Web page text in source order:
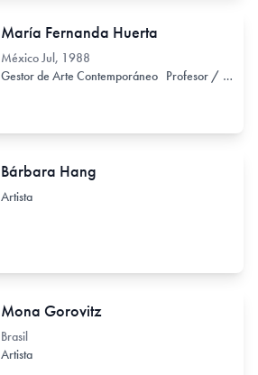
María Fernanda Huerta
MéxicoJul, 1988
Gestor de Arte Contemporáneo Profesor / Docente no formal
Bárbara Hang
Artista
Mona Gorovitz
Brasil
Artista